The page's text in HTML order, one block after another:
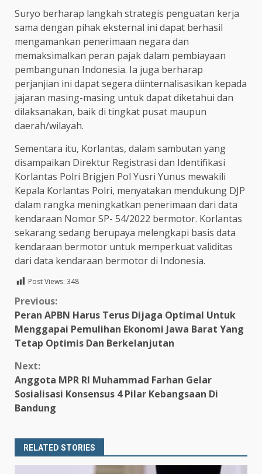
Suryo berharap langkah strategis penguatan kerja
sama dengan pihak eksternal ini dapat berhasil
mengamankan penerimaan negara dan
memaksimalkan peran pajak dalam pembiayaan
pembangunan Indonesia. Ia juga berharap
perjanjian ini dapat segera diinternalisasikan kepada
jajaran masing-masing untuk dapat diketahui dan
dilaksanakan, baik di tingkat pusat maupun
daerah/wilayah.
Sementara itu, Korlantas, dalam sambutan yang
disampaikan Direktur Registrasi dan Identifikasi
Korlantas Polri Brigjen Pol Yusri Yunus mewakili
Kepala Korlantas Polri, menyatakan mendukung DJP
dalam rangka meningkatkan penerimaan dari data
kendaraan Nomor SP- 54/2022 bermotor. Korlantas
sekarang sedang berupaya melengkapi basis data
kendaraan bermotor untuk memperkuat validitas
dari data kendaraan bermotor di Indonesia.
Post Views: 348
Continue
Reading
Previous:
Peran APBN Harus Terus Dijaga Optimal Untuk
Menggapai Pemulihan Ekonomi Jawa Barat Yang
Tetap Optimis Dan Berkelanjutan
Next:
Anggota MPR RI Muhammad Farhan Gelar
Sosialisasi Konsensus 4 Pilar Kebangsaan Di
Bandung
RELATED STORIES